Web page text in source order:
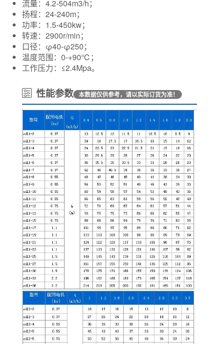
流量：4.2-504m3/h；
扬程：24-240m；
功率：1.5-450kw；
转速：2900r/min；
口径：φ40-φ250；
温度范围：0-+90℃；
工作压力：≤2.4Mpa。
性能参数 本数据仅供参考，请以实际订货为准！